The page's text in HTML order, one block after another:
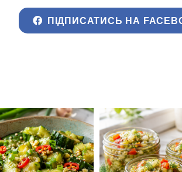
ПІДПИСАТИСЬ НА